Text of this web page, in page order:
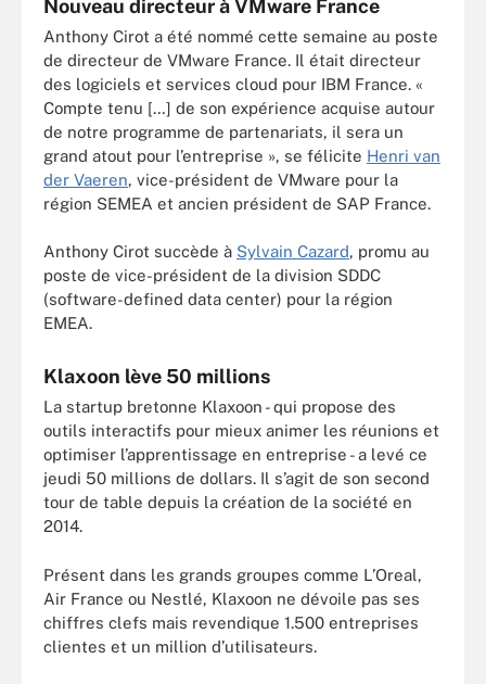
Nouveau directeur à VMware France
Anthony Cirot a été nommé cette semaine au poste
de directeur de VMware France. Il était directeur
des logiciels et services cloud pour IBM France. «
Compte tenu […] de son expérience acquise autour
de notre programme de partenariats, il sera un
grand atout pour l’entreprise », se félicite Henri van
der Vaeren, vice-président de VMware pour la
région SEMEA et ancien président de SAP France.
Anthony Cirot succède à Sylvain Cazard, promu au
poste de vice-président de la division SDDC
(software-defined data center) pour la région
EMEA.
Klaxoon lève 50 millions
La startup bretonne Klaxoon - qui propose des
outils interactifs pour mieux animer les réunions et
optimiser l’apprentissage en entreprise - a levé ce
jeudi 50 millions de dollars. Il s’agit de son second
tour de table depuis la création de la société en
2014.
Présent dans les grands groupes comme L’Oreal,
Air France ou Nestlé, Klaxoon ne dévoile pas ses
chiffres clefs mais revendique 1.500 entreprises
clientes et un million d’utilisateurs.